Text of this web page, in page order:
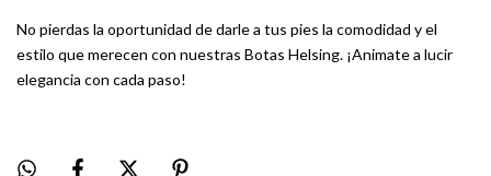
No pierdas la oportunidad de darle a tus pies la comodidad y el
estilo que merecen con nuestras Botas Helsing. ¡Animate a lucir
elegancia con cada paso!